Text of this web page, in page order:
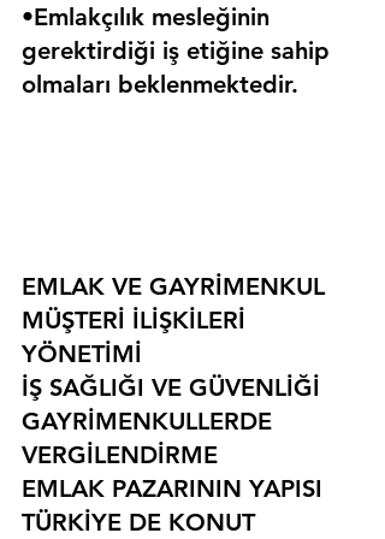
•Emlakçılık mesleğinin
gerektirdiği iş etiğine sahip
olmaları beklenmektedir.
EMLAK VE GAYRİMENKUL
MÜŞTERİ İLİŞKİLERİ
YÖNETİMİ
İŞ SAĞLIĞI VE GÜVENLİĞİ
GAYRİMENKULLERDE
VERGİLENDİRME
EMLAK PAZARININ YAPISI
TÜRKİYE DE KONUT